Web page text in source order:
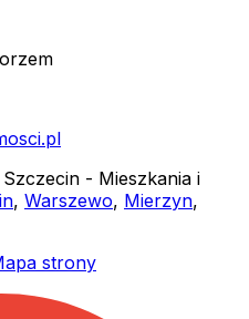
- Mieszkania i
, Warszewo, Mierzyn,
strony